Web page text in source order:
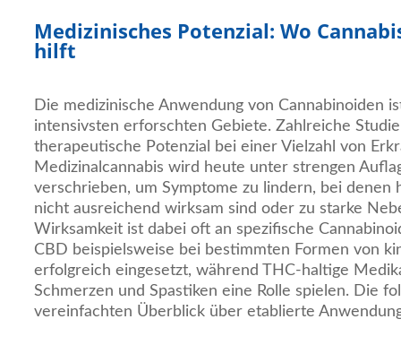
Medizinisches Potenzial: Wo
hilft
Die medizinische Anwendung von Cannabinoiden
intensivsten erforschten Gebiete. Zahlreiche
therapeutische Potenzial bei einer Vielzahl von
Medizinalcannabis wird heute unter strengen
verschrieben, um Symptome zu lindern, bei denen
nicht ausreichend wirksam sind oder zu starke
Wirksamkeit ist dabei oft an spezifische
CBD beispielsweise bei bestimmten Formen von
erfolgreich eingesetzt, während THC-haltige
Schmerzen und Spastiken eine Rolle spielen. Die
vereinfachten Überblick über etablierte